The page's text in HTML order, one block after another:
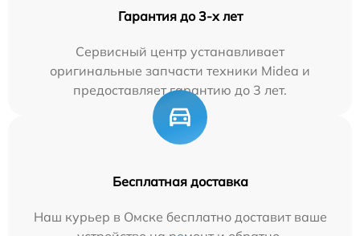
Гарантия до 3-х лет
Сервисный центр устанавливает
оригинальные запчасти техники Midea и
предоставляет гарантию до 3 лет.
Бесплатная доставка
Наш курьер в Омске бесплатно доставит ваше